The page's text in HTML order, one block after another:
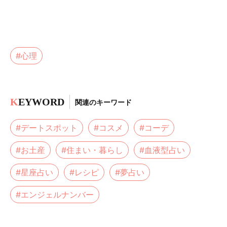
#心理
KEYWORD 関連のキーワード
#デートスポット #コスメ #コーデ
#お土産 #住まい・暮らし #血液型占い
#星座占い #レシピ #夢占い
#エンジェルナンバー